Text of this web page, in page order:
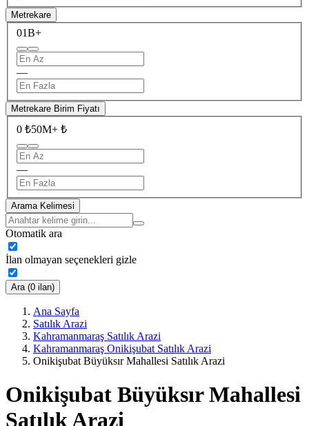
Metrekare
01B+
—
Metrekare Birim Fiyatı
0 ₺50M+ ₺
—
Arama Kelimesi
Otomatik ara
İlan olmayan seçenekleri gizle
Ara (0 ilan)
Ana Sayfa
Satılık Arazi
Kahramanmaraş Satılık Arazi
Kahramanmaraş Onikişubat Satılık Arazi
Onikişubat Büyüksır Mahallesi Satılık Arazi
Onikişubat Büyüksır Mahallesi
Satılık Arazi